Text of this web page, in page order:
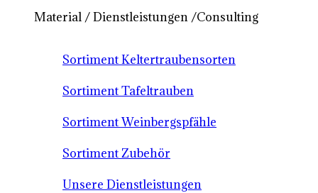
Material / Dienstleistungen /Consulting
Sortiment Keltertraubensorten
Sortiment Tafeltrauben
Sortiment Weinbergspfähle
Sortiment Zubehör
Unsere Dienstleistungen